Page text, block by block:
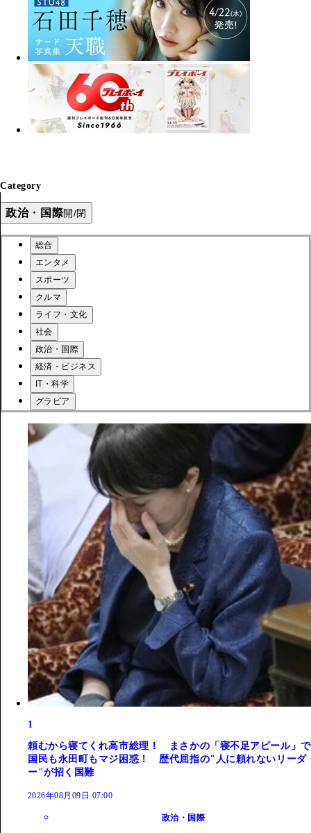
Category
政治・国際開/閉
総合
エンタメ
スポーツ
クルマ
ライフ・文化
社会
政治・国際
経済・ビジネス
IT・科学
グラビア
1
頼むから寝てくれ高市総理！ まさかの「寝不足アピール」で
国民も永田町もマジ困惑！ 歴代屈指の"人に頼れないリーダ
ー"が招く国難
2026年08月09日 07:00
政治・国際